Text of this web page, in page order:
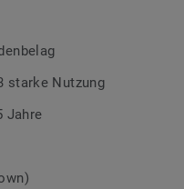
phthalatfrei und
auf, geprüft nach
starke Nutzung
Jahre